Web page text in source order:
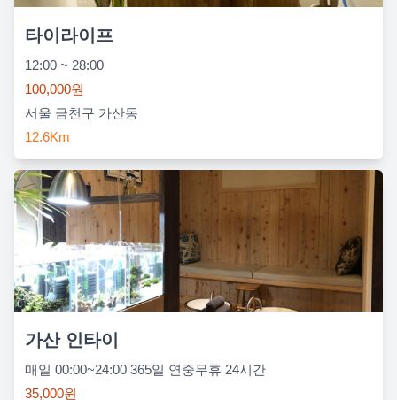
타이라이프
12:00 ~ 28:00
100,000원
서울 금천구 가산동
12.6Km
가산 인타이
매일 00:00~24:00 365일 연중무휴 24시간
35,000원